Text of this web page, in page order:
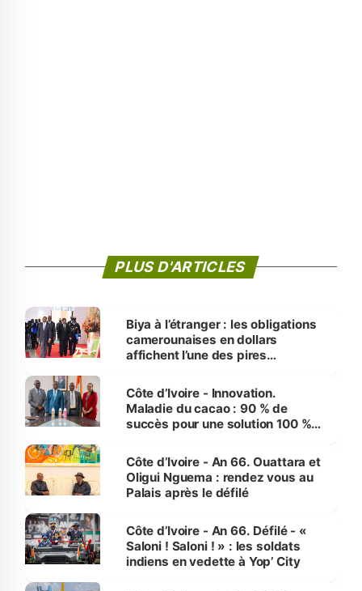
PLUS D'ARTICLES
Biya à l’étranger : les obligations
camerounaises en dollars
affichent l’une des pires
Côte d’Ivoire - Innovation.
Maladie du cacao : 90 % de
succès pour une solution 100 %
Côte d’Ivoire - An 66. Ouattara et
Oligui Nguema : rendez vous au
Palais après le défilé
Côte d’Ivoire - An 66. Défilé - «
Saloni ! Saloni ! » : les soldats
indiens en vedette à Yop’ City